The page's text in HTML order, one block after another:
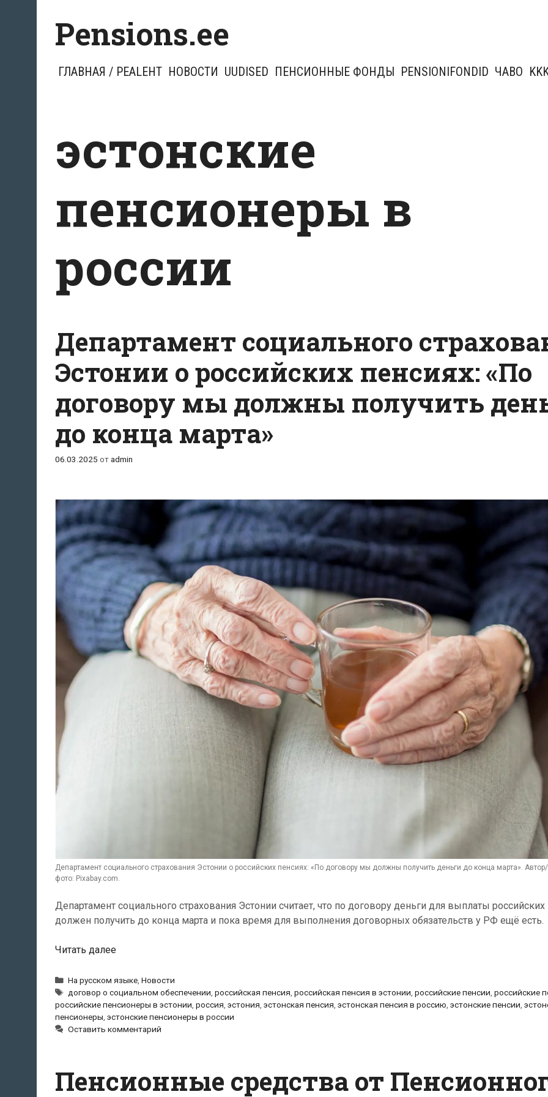
содержимому
Pensions.ee
ГЛАВНАЯ / PEALEHT НОВОСТИ UUDISED ПЕНСИОННЫЕ ФОНДЫ PENSIONIFONDID ЧАВО
эстонские
пенсионеры в
россии
Департамент социального
Эстонии о российских пенсиях: «По
договору мы должны получить
до конца марта»
06.03.2025 отadmin
Департамент социального страхования Эстонии о российских пенсиях: «По договору мы должны получить деньги до конца марта».
фото: Pixabay.com.
Департамент социального страхования Эстонии считает, что по договору деньги для выплаты российских
должен получить до конца марта и пока время для выполнения договорных обязательств у РФ ещё есть.
Читать далееДепартамент
страхования
Эстонии
о
российских
пенсиях:
мы
Рубрики
На русском языке,Новости
Метки
договор о социальном обеспечении,российская пенсия,российская пенсия в эстонии,российские пенсии,российские
российские пенсионеры в эстонии, россия, эстония, эстонская пенсия, эстонская пенсия в россию, эстонские пенсии,
пенсионеры, эстонские пенсионеры в россии
Оставить комментарий
Пенсионные средства от